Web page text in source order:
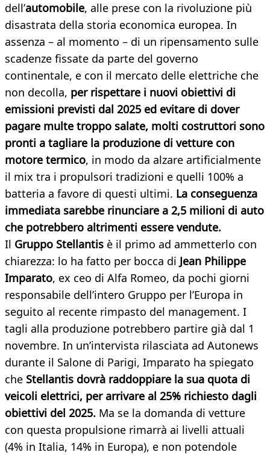
dell’automobile, alle prese con la rivoluzione più
disastrata della storia economica europea. In
assenza – al momento – di un ripensamento sulle
scadenze fissate da parte del governo
continentale, e con il mercato delle elettriche che
non decolla, per rispettare i nuovi obiettivi di
emissioni previsti dal 2025 ed evitare di dover
pagare multe troppo salate, molti costruttori sono
pronti a tagliare la produzione di vetture con
motore termico, in modo da alzare artificialmente
il mix tra i propulsori tradizioni e quelli 100% a
batteria a favore di questi ultimi. La conseguenza
immediata sarebbe rinunciare a 2,5 milioni di auto
che potrebbero altrimenti essere vendute.
Il Gruppo Stellantis è il primo ad ammetterlo con
chiarezza: lo ha fatto per bocca di Jean Philippe
Imparato, ex ceo di Alfa Romeo, da pochi giorni
responsabile dell’intero Gruppo per l’Europa in
seguito al recente rimpasto del management. I
tagli alla produzione potrebbero partire già dal 1
novembre. In un’intervista rilasciata ad Autonews
durante il Salone di Parigi, Imparato ha spiegato
che Stellantis dovrà raddoppiare la sua quota di
veicoli elettrici, per arrivare al 25% richiesto dagli
obiettivi del 2025. Ma se la domanda di vetture
con questa propulsione rimarrà ai livelli attuali
(4% in Italia, 14% in Europa), e non potendole